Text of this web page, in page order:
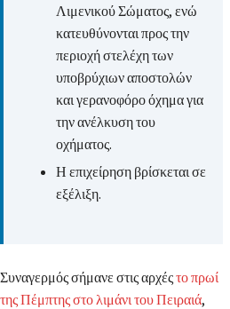
Λιμενικού Σώματος, ενώ
κατευθύνονται προς την
περιοχή στελέχη των
υποβρύχιων αποστολών
και γερανοφόρο όχημα για
την ανέλκυση του
οχήματος.
Η επιχείρηση βρίσκεται σε
εξέλιξη.
Συναγερμός σήμανε στις αρχέςτο πρωί
της Πέμπτης στο λιμάνι του Πειραιά,